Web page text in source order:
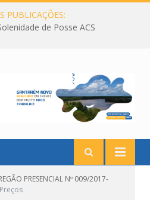
PUBLICAÇÕES:
de Posse ACS
PRESENCIAL Nº 009/2017-